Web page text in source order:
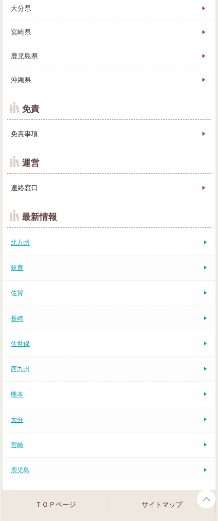
大分県
宮崎県
鹿児島県
沖縄県
免責
免責事項
運営
連絡窓口
最新情報
北九州
筑豊
佐賀
長崎
佐世保
西九州
熊本
大分
宮崎
鹿児島
ＴＯＰページ サイトマップ